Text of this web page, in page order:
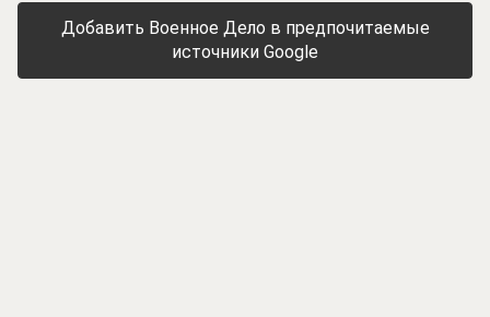
Добавить Военное Дело в предпочитаемые
источники Google